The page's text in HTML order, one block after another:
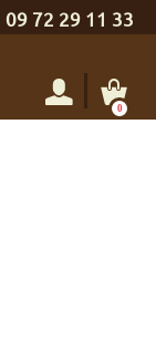
09 72 29 11 33
0